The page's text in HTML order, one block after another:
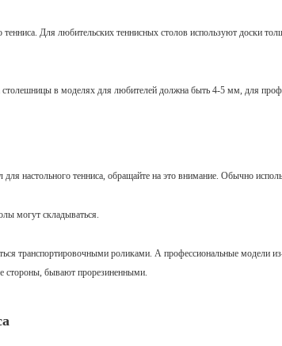
Для любительских теннисных столов используют доски
столешницы в моделях для любителей должна быть 4-5 мм, для
настольного тенниса, обращайте на это внимание. Обычно
могут складываться.
транспортировочными роликами. А профессиональные модели
стороны, бывают прорезиненными.